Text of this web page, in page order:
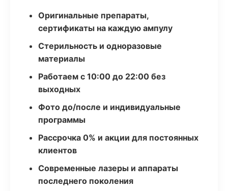
Оригинальные препараты,
сертификаты на каждую ампулу
Стерильность и одноразовые
материалы
Работаем с 10:00 до 22:00 без
выходных
Фото до/после и индивидуальные
программы
Рассрочка 0% и акции для постоянных
клиентов
Современные лазеры и аппараты
последнего поколения